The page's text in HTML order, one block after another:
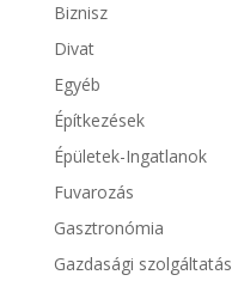
Biznisz
Divat
Egyéb
Építkezések
Épületek-Ingatlanok
Fuvarozás
Gasztronómia
Gazdasági szolgáltatás